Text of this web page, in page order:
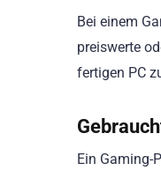
Bei einem
preiswerte
fertigen PC
Ein Gaming-